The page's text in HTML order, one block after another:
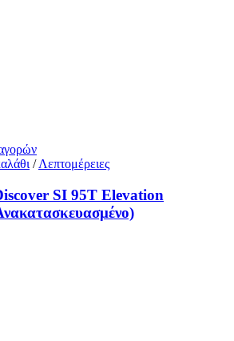
/ Λεπτομέρειες
SI 95T Elevation